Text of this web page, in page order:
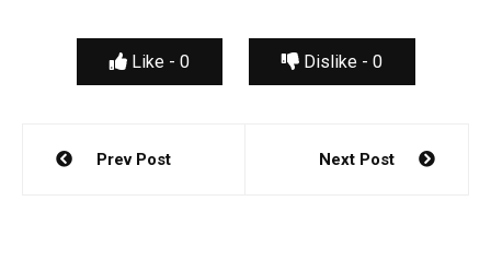
Like - 0 Dislike - 0
Navegación
Prev Post Next Post